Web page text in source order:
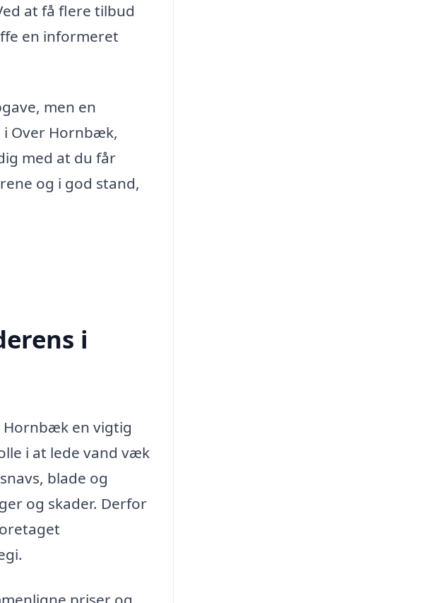
at få flere tilbud
en informeret
men en
Over Hornbæk,
med at du får
og i god stand,
i
Hornbæk en vigtig
i at lede vand væk
blade og
og skader. Derfor